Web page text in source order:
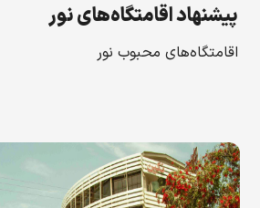
پیشنهاد اقامتگاه‌های نور
اقامتگاه‌های محبوب نور